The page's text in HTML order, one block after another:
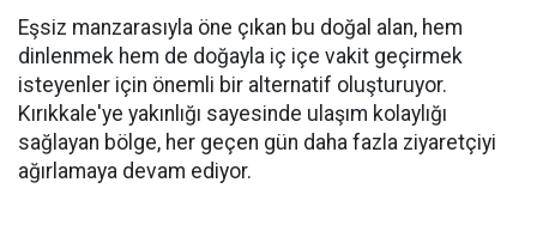
Eşsiz manzarasıyla öne çıkan bu doğal alan, hem
dinlenmek hem de doğayla iç içe vakit geçirmek
isteyenler için önemli bir alternatif oluşturuyor.
Kırıkkale'ye yakınlığı sayesinde ulaşım kolaylığı
sağlayan bölge, her geçen gün daha fazla ziyaretçiyi
ağırlamaya devam ediyor.